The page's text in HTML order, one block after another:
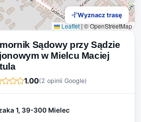
Leaflet|© OpenStreetMap
Wyznacz trasę
Sądowy przy Sądzie
w Mielcu Maciej
1.00(2 opinii Google)
1, 39-300 Mielec